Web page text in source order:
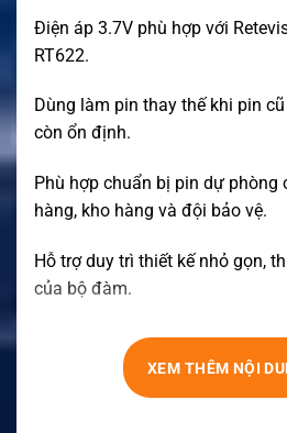
Điện áp 3.7V phù hợp với
RT622.
Dùng làm pin thay thế khi pin
còn ổn định.
Phù hợp chuẩn bị pin dự phòng
hàng, kho hàng và đội bảo vệ.
Hỗ trợ duy trì thiết kế nhỏ gọn,
của bộ đàm.
XEM THÊM NỘI